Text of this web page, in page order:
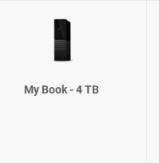
My Book - 4 TB